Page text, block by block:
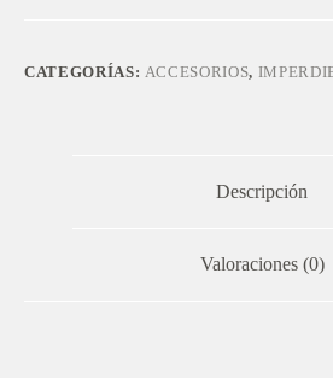
CATEGORÍAS: ACCESORIOS,
Descripción
Valoraciones (0)